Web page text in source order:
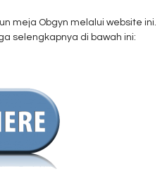
meja Obgyn melalui website ini.
selengkapnya di bawah ini: